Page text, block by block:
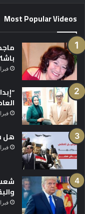
Most Popular Videos
فبراير 6,
فبراير 6,
هل
فبراير 5,
شعب
فبراير 5,